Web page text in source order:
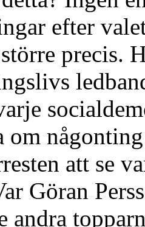
efter
precis.
om
att se
Göran
andra